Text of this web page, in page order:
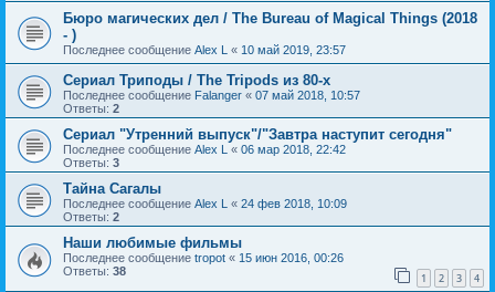
Бюро магических дел / The Bureau of Magical Things (2018
- )
Последнее сообщение Alex L « 10 май 2019, 23:57
Сериал Триподы / The Tripods из 80-х
Последнее сообщение Falanger « 07 май 2018, 10:57
Ответы: 2
Сериал "Утренний выпуск"/"Завтра наступит сегодня"
Последнее сообщение Alex L « 06 мар 2018, 22:42
Ответы: 3
Тайна Сагалы
Последнее сообщение Alex L « 24 фев 2018, 10:09
Ответы: 2
Наши любимые фильмы
Последнее сообщение tropot « 15 июн 2016, 00:26
Ответы: 38 1 2 3 4